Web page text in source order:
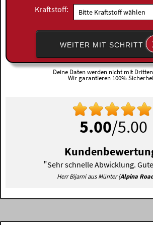
Kraftstoff:
WEITER MIT SCHRITT
Deine Daten werden nicht mit
Wir garantieren 100%
5.00/5.00
"Sehr schnelle Abwicklung.
Herr Bijarni aus Münter (Alpina